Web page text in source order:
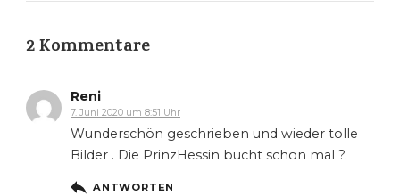
2 Kommentare
Reni
7. Juni 2020 um 8:51 Uhr
Wunderschön geschrieben und wieder tolle
Bilder . Die PrinzHessin bucht schon mal ?.
ANTWORTEN